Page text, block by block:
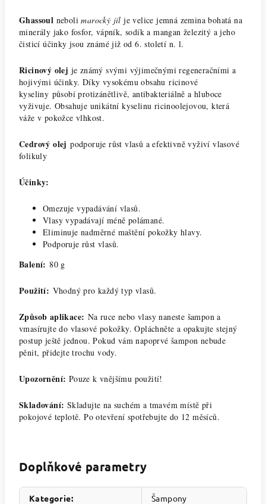
Ghassoul nebolimarocký jíl je velice jemná zemina bohatá na
minerály jako fosfor, vápník, sodík a mangan železitý a jeho
čisticí účinky jsou známé již od 6. století n. l.
Ricinový olej je známý svými výjimečnými regeneračními a
hojivými účinky. Díky vysokému obsahu ricinové
kyseliny působí protizánětlivě, antibakteriálně a hluboce
vyživuje. Obsahuje unikátní kyselinu ricinoolejovou, která
váže v pokožce vlhkost.
Cedrový olej podporuje růst vlasů a efektivně vyživí vlasové
folikuly
Účinky:
Omezuje vypadávání vlasů.
Vlasy vypadávají méně polámané.
Eliminuje nadměrné maštění pokožky hlavy.
Podporuje růst vlasů.
Balení: 80 g
Použití: Vhodný pro každý typ vlasů.
Způsob aplikace: Na ruce nebo vlasy naneste šampon a
vmasírujte do vlasové pokožky. Opláchněte a opakujte stejný
postup ještě jednou. Pokud vám napoprvé šampon nebude
pěnit, přidejte trochu vody.
Upozornění: Pouze k vnějšímu použití!
Skladování: Skladujte na suchém a tmavém místě při
pokojové teplotě. Po otevření spotřebujte do 12 měsíců.
Doplňkové parametry
Kategorie:
Šampony